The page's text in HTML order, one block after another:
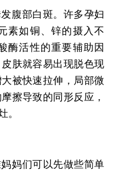
腹部白斑。许多孕妇
素如铜、锌的摄入不
酶活性的重要辅助因
肤就容易出现脱色现
被快速拉伸，局部微
擦导致的同形反应，
。
妈们可以先做些简单